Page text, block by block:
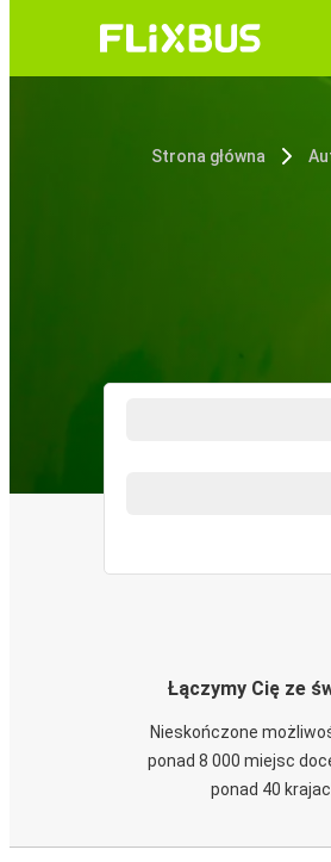
Strona główna
Łączymy Cię ze
Nieskończone
ponad 8 000 miejsc
ponad 40